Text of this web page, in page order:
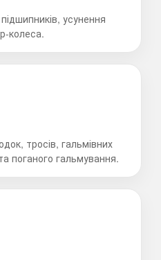
усунення
колеса.
тросів, гальмівних
поганого гальмування.